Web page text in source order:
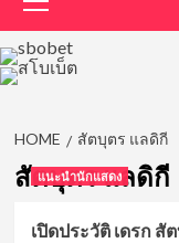
Menu
HOME สัตบุตร แลดิกี
สัตบุตร แลดิกี
แนะนำนักแสดง
เปิดประวัติ เดรก